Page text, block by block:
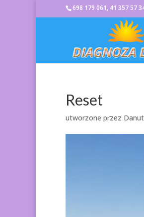
698 179 061, 41 357 57
Reset
utworzone przez